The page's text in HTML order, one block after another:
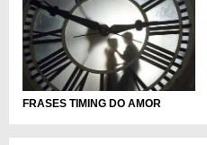
FRASES TIMING DO AMOR